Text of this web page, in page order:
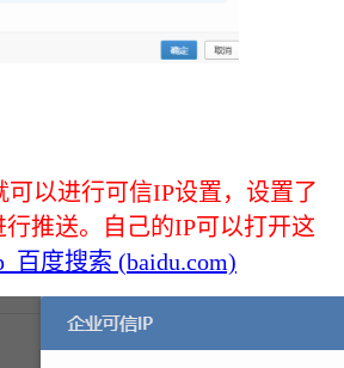
以进行可信IP设置，设置了
推送。自己的IP可以打开这
百度搜索 (baidu.com)